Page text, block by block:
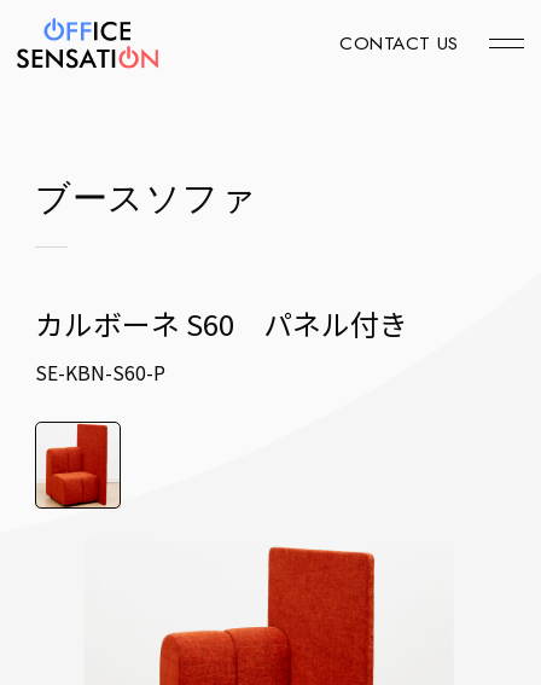
CONTACT US
ブースソファ
カルボーネ S60 パネル付き
SE-KBN-S60-P